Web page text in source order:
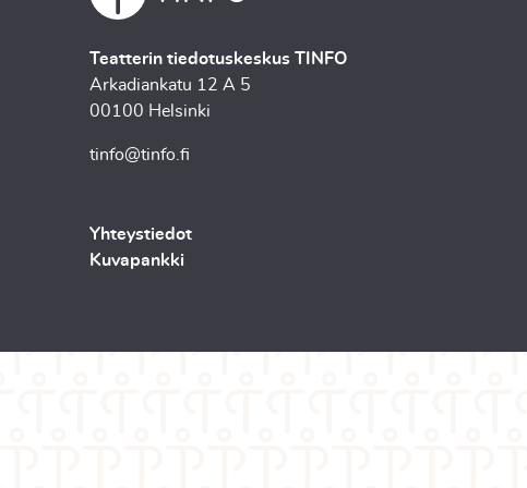
Teatterin tiedotuskeskus TINFO
Arkadiankatu 12 A 5
00100 Helsinki
tinfo@tinfo.fi
Yhteystiedot
Kuvapankki